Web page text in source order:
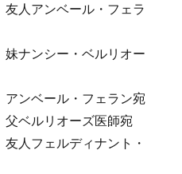
友人アンベール・フェラ
妹ナンシー・ベルリオー
アンベール・フェラン宛
父ベルリオーズ医師宛
友人フェルディナント・